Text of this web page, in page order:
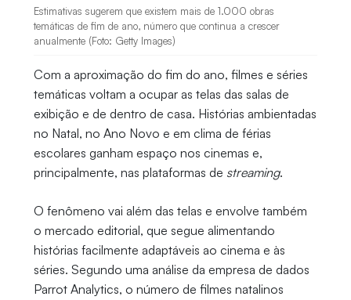
Estimativas sugerem que existem mais de 1.000 obras
temáticas de fim de ano, número que continua a crescer
anualmente (Foto: Getty Images)
Com a aproximação do fim do ano, filmes e séries
temáticas voltam a ocupar as telas das salas de
exibição e de dentro de casa. Histórias ambientadas
no Natal, no Ano Novo e em clima de férias
escolares ganham espaço nos cinemas e,
principalmente, nas plataformas de streaming.
O fenômeno vai além das telas e envolve também
o mercado editorial, que segue alimentando
histórias facilmente adaptáveis ao cinema e às
séries. Segundo uma análise da empresa de dados
Parrot Analytics, o número de filmes natalinos